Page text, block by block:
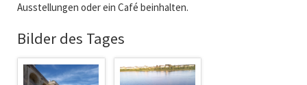
Ausstellungen oder ein Café beinhalten.
Bilder des Tages